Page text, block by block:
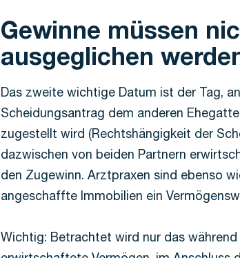
Gewinne müssen
ausgeglichen
Das zweite wichtige Datum ist der Tag,
Scheidungsantrag dem anderen
zugestellt wird (Rechtshängigkeit der
dazwischen von beiden Partnern
den Zugewinn. Arztpraxen sind ebenso
angeschaffte Immobilien ein
Wichtig: Betrachtet wird nur das während